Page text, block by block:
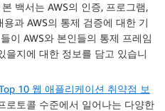
본 백서는 AWS의 인증, 프로그램,
과 AWS의 통제 검증에 대한 기
이 AWS와 본인들의 통제 프레임
을지에 대한 정보를 담고 있습니
10 웹 애플리케이션 취약점 보
로토콜 수준에서 일어나는 다양한